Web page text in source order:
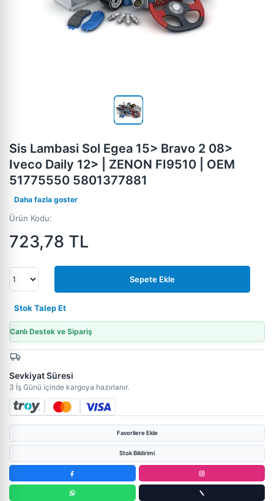
Sis Lambasi Sol Egea 15> Bravo 2 08>
Iveco Daily 12> | ZENON FI9510 | OEM
51775550 5801377881
Daha fazla goster
Ürün Kodu:
723,78 TL
Sepete Ekle
Stok Talep Et
Canlı Destek ve Sipariş
Sevkiyat Süresi
3 İş Günü içinde kargoya hazırlanır.
Favorilere Ekle
Stok Bildirimi